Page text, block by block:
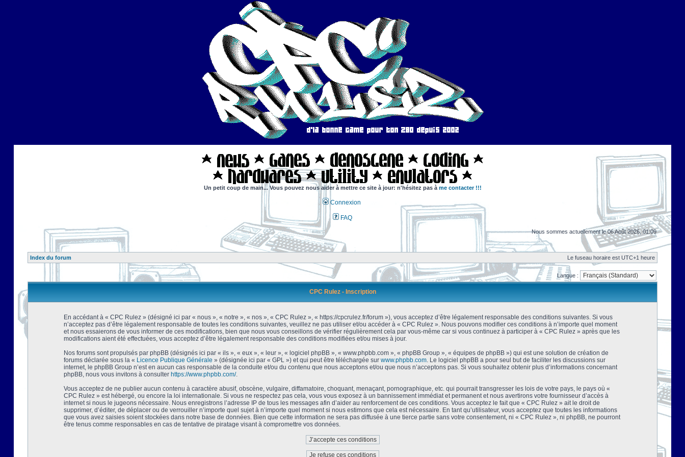
Un petit coup de main... Vous pouvez nous aider à mettre ce site à jour: n'hésitez pas à me contacter !!!
Connexion
FAQ
Nous sommes actuellement le 06 Août 2026, 01:09
Index du forum Le fuseau horaire est UTC+1 heure
Langue :
CPC Rulez - Inscription
En accédant à « CPC Rulez » (désigné ici par « nous », « notre », « nos », « CPC Rulez », « https://cpcrulez.fr/forum »), vous acceptez d’être légalement responsable des conditions suivantes. Si vous
n’acceptez pas d’être légalement responsable de toutes les conditions suivantes, veuillez ne pas utiliser et/ou accéder à « CPC Rulez ». Nous pouvons modifier ces conditions à n’importe quel moment
et nous essaierons de vous informer de ces modifications, bien que nous vous conseillons de vérifier régulièrement cela par vous-même car si vous continuez à participer à « CPC Rulez » après que les
modifications aient été effectuées, vous acceptez d’être légalement responsable des conditions modifiées et/ou mises à jour.
Nos forums sont propulsés par phpBB (désignés ici par « ils », « eux », « leur », « logiciel phpBB », « www.phpbb.com », « phpBB Group », « équipes de phpBB ») qui est une solution de création de
forums déclarée sous la « Licence Publique Générale » (désignée ici par « GPL ») et qui peut être téléchargée sur www.phpbb.com. Le logiciel phpBB a pour seul but de faciliter les discussions sur
internet, le phpBB Group n’est en aucun cas responsable de la conduite et/ou du contenu que nous acceptons et/ou que nous n’acceptons pas. Si vous souhaitez obtenir plus d’informations concernant
phpBB, nous vous invitons à consulter https://www.phpbb.com/.
Vous acceptez de ne publier aucun contenu à caractère abusif, obscène, vulgaire, diffamatoire, choquant, menaçant, pornographique, etc. qui pourrait transgresser les lois de votre pays, le pays où «
CPC Rulez » est hébergé, ou encore la loi internationale. Si vous ne respectez pas cela, vous vous exposez à un bannissement immédiat et permanent et nous avertirons votre fournisseur d’accès à
internet si nous le jugeons nécessaire. Nous enregistrons l’adresse IP de tous les messages afin d’aider au renforcement de ces conditions. Vous acceptez le fait que « CPC Rulez » ait le droit de
supprimer, d’éditer, de déplacer ou de verrouiller n’importe quel sujet à n’importe quel moment si nous estimons que cela est nécessaire. En tant qu’utilisateur, vous acceptez que toutes les informations
que vous avez saisies soient stockées dans notre base de données. Bien que cette information ne sera pas diffusée à une tierce partie sans votre consentement, ni « CPC Rulez », ni phpBB, ne pourront
être tenus comme responsables en cas de tentative de piratage visant à compromettre vos données.